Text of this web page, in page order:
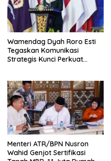
Wamendag Dyah Roro Esti
Tegaskan Komunikasi
Strategis Kunci Perkuat
Menteri ATR/BPN Nusron
Wahid Genjot Sertifikasi